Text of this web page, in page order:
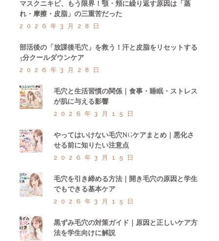
マスクニキビ、もう限界！顎・頬に繰り返す原因は「蒸
れ・摩擦・皮脂」の三重苦だった
2026年3月28日
部活後の「放課後毛穴」を救う！汗と皮脂をリセットする
5分クールダウンケア
2026年3月28日
毛穴と生活習慣の関係｜食事・睡眠・ストレス
が肌に与える影響
2026年3月15日
やってはいけない毛穴NGケアまとめ｜悪化さ
せる前に知りたい注意点
2026年3月15日
毛穴を引き締める方法｜開き毛穴の原因と学生
でもできる基本ケア
2026年3月15日
黒ずみ毛穴の対策ガイド｜原因と正しいケア方
法を学生向けに解説